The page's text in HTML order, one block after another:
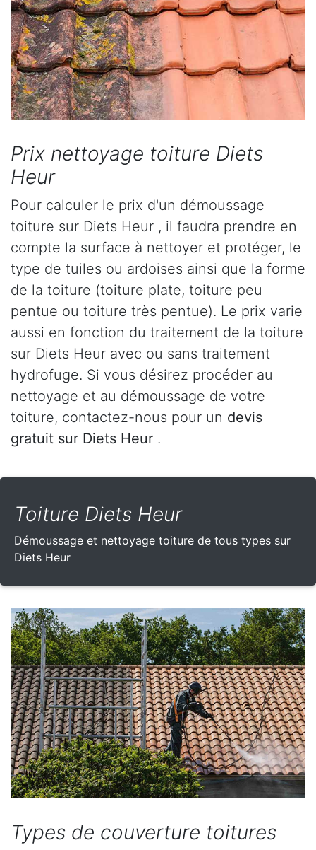
Prix nettoyage toiture Diets
Heur
Pour calculer le prix d'un démoussage
toiture sur Diets Heur , il faudra prendre en
compte la surface à nettoyer et protéger, le
type de tuiles ou ardoises ainsi que la forme
de la toiture (toiture plate, toiture peu
pentue ou toiture très pentue). Le prix varie
aussi en fonction du traitement de la toiture
sur Diets Heur avec ou sans traitement
hydrofuge. Si vous désirez procéder au
nettoyage et au démoussage de votre
toiture, contactez-nous pour un devis
gratuit sur Diets Heur .
Toiture Diets Heur
Démoussage et nettoyage toiture de tous types sur
Diets Heur
Types de couverture toitures